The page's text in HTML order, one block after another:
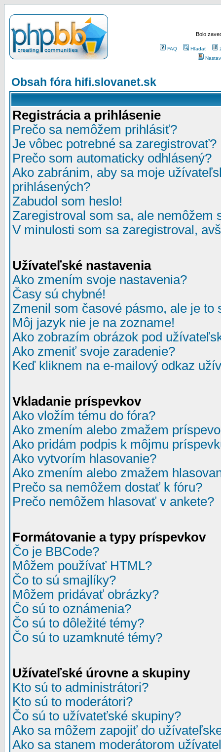
Bolo
FAQ Hľadať
Obsah fóra hifi.slovanet.sk
Registrácia a prihlásenie
Prečo sa nemôžem prihlásiť?
Je vôbec potrebné sa zaregistrovať?
Prečo som automaticky odhlásený?
Ako zabránim, aby sa moje
prihlásených?
Zabudol som heslo!
Zaregistroval som sa, ale nemôžem
V minulosti som sa zaregistroval,
Užívateľské nastavenia
Ako zmením svoje nastavenia?
Časy sú chybné!
Zmenil som časové pásmo, ale je to
Môj jazyk nie je na zozname!
Ako zobrazím obrázok pod
Ako zmeniť svoje zaradenie?
Keď kliknem na e-mailový odkaz
Vkladanie príspevkov
Ako vložím tému do fóra?
Ako zmením alebo zmažem
Ako pridám podpis k môjmu
Ako vytvorím hlasovanie?
Ako zmením alebo zmažem
Prečo sa nemôžem dostať k fóru?
Prečo nemôžem hlasovať v ankete?
Formátovanie a typy príspevkov
Čo je BBCode?
Môžem používať HTML?
Čo to sú smajlíky?
Môžem pridávať obrázky?
Čo sú to oznámenia?
Čo sú to dôležité témy?
Čo sú to uzamknuté témy?
Užívateľské úrovne a skupiny
Kto sú to administrátori?
Kto sú to moderátori?
Čo sú to užívateťské skupiny?
Ako sa môžem zapojiť do
Ako sa stanem moderátorom